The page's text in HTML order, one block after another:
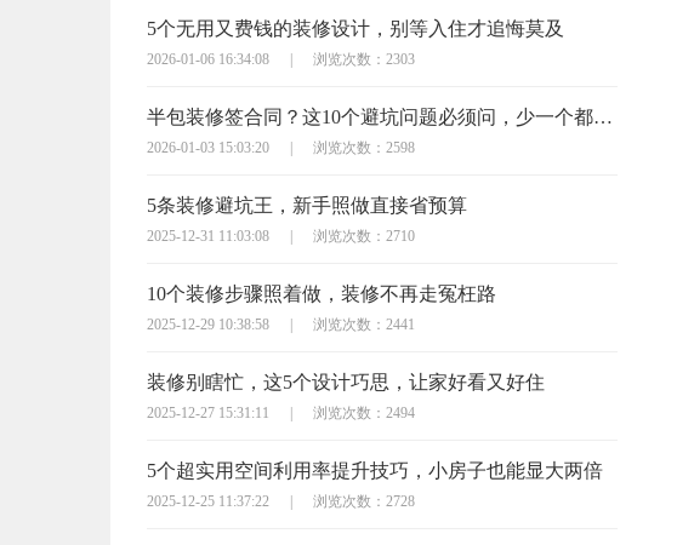
5个无用又费钱的装修设计，别等入住才追悔莫及
2026-01-06 16:34:08 浏览次数：2303
半包装修签合同？这10个避坑问题必须问，少一个都可能亏大
2026-01-03 15:03:20 浏览次数：2598
5条装修避坑王，新手照做直接省预算
2025-12-31 11:03:08 浏览次数：2710
10个装修步骤照着做，装修不再走冤枉路
2025-12-29 10:38:58 浏览次数：2441
装修别瞎忙，这5个设计巧思，让家好看又好住
2025-12-27 15:31:11 浏览次数：2494
5个超实用空间利用率提升技巧，小房子也能显大两倍
2025-12-25 11:37:22 浏览次数：2728